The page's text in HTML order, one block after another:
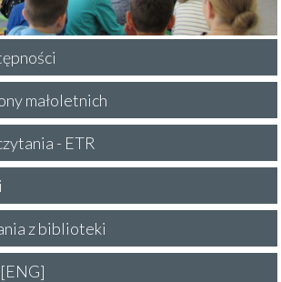
małoletnich
- ETR
z biblioteki